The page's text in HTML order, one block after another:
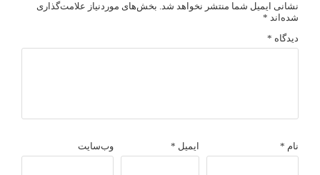
نشانی ایمیل شما منتشر نخواهد شد. بخش‌های موردنیاز علامت‌گذاری
شده‌اند *
دیدگاه *
نام * ایمیل * وب‌سایت